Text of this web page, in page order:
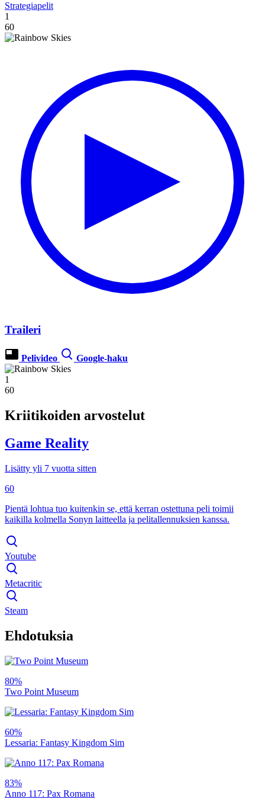
Strategiapelit
1
60
Traileri
Pelivideo Google-haku
1
60
Kriitikoiden arvostelut
Game Reality
Lisätty yli 7 vuotta sitten
60
Pientä lohtua tuo kuitenkin se, että kerran ostettuna peli toimii
kaikilla kolmella Sonyn laitteella ja pelitallennuksien kanssa.
Youtube
Metacritic
Steam
Ehdotuksia
80%
Two Point Museum
60%
Lessaria: Fantasy Kingdom Sim
83%
Anno 117: Pax Romana